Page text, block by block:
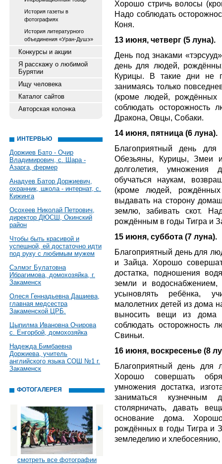
История газеты в
фотографиях
История литературного
объединения «Уран-Душэ»
Конкурсы и акции
Я расскажу о любимой
Бурятии
Ищу человека
Каталог сайтов
Авторская колонка
ИНТЕРВЬЮ
Доржиев Бато - Очир
Владимирович, с. Шара -
Азарга, фермер
Анадуев Батор Доржиевич,
охранник, школа - интернат, с.
Кижинга
Осохеев Николай Петрович,
директор ДЮСШ, Окинский
район
Чтобы быть красивой и
успешной, ей достаточно идти
под руку с любимым мужем
Сэлмэг Булатовна
Ибрагимова, домохозяйка, г.
Закаменск
Олеся Геннадьевна Дашиева,
главная медсестра
Закаменской ЦРБ.
Цыпилма Ивановна Очирова
с. Енгорбой, домохозяйка
Надежда Бимбаевна
Доржиева, учитель
английского языка СОШ №1 г.
Закаменск
ФОТОГАЛЕРЕЯ
смотреть все фотографии
Хорошо стричь волосы
Надо соблюдать
Коня.
13 июня, четверг (5 луна).
День под знаками
день для людей,
Курицы. В такие дни не
занимаясь только
(кроме людей,
соблюдать
Дракона, Овцы, Собаки.
14 июня, пятница (6 луна).
Благоприятный день
Обезьяны, Курицы, Змеи
долголетия, умножения
обучаться наукам,
(кроме людей,
выдавать на сторону
землю, забивать скот.
рождённым в годы Тигра и
15 июня, суббота (7 луна).
Благоприятный день для
и Зайца. Хорошо
достатка, подношения
земли и водоснабжением,
усыновлять ребёнка,
малолетних детей из дома
выносить вещи из дома
соблюдать
Свиньи.
16 июня, воскресенье (8
Благоприятный день для
Хорошо совершать
умножения достатка,
заниматься
столярничать, давать
основание дома.
рождённых в годы Тигра и
земледелию и хлебосеянию,